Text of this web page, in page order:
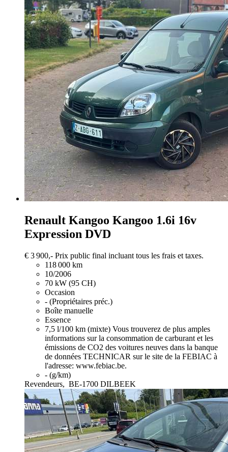
Renault Kangoo Kangoo 1.6i 16v
Expression DVD
€ 3 900,- Prix public final incluant tous les frais et taxes.
118 000 km
10/2006
70 kW (95 CH)
Occasion
- (Propriétaires préc.)
Boîte manuelle
Essence
7,5 l/100 km (mixte) Vous trouverez de plus amples
informations sur la consommation de carburant et les
émissions de CO2 des voitures neuves dans la banque
de données TECHNICAR sur le site de la FEBIAC à
l'adresse: www.febiac.be.
- (g/km)
Revendeurs, BE-1700 DILBEEK